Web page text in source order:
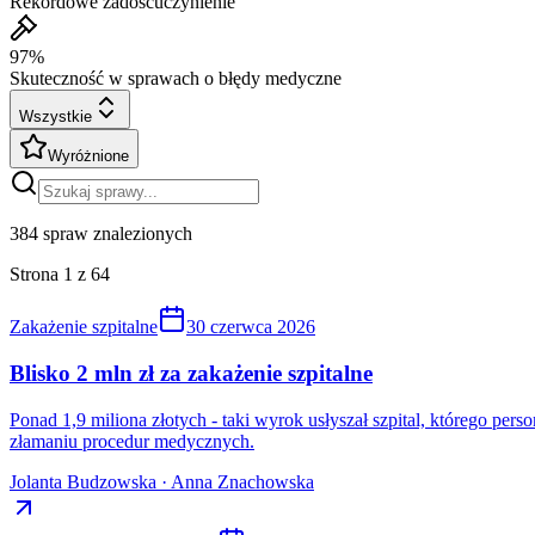
97%
Skuteczność w sprawach o błędy medyczne
Wszystkie
Wyróżnione
384 spraw znalezionych
Strona 1 z 64
Zakażenie szpitalne 30 czerwca 2026
Blisko 2 mln zł za zakażenie szpitalne
Ponad 1,9 miliona złotych - taki wyrok usłyszał szpital, którego
złamaniu procedur medycznych.
Jolanta Budzowska · Anna Znachowska